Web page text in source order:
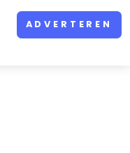
ADVERTEREN